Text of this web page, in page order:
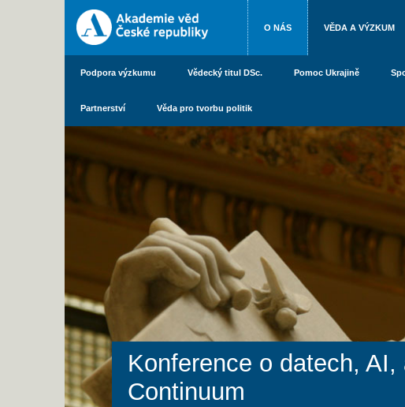
O NÁS VĚDA A VÝZKUM
Podpora výzkumu Vědecký titul DSc. Pomoc Ukrajině
Partnerství Věda pro tvorbu politik
Konference o datech,
Continuum